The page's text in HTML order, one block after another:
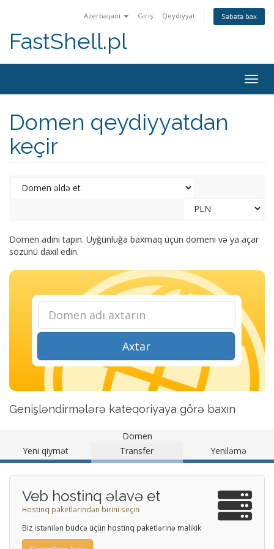
Azerbaijani Giriş Qeydiyyat Səbətə bax
FastShell.pl
Domen qeydiyyatdan
keçir
Domen adını tapın. Uyğunluğa baxmaq üçün domeni və ya açar
sözünü daxil edin.
Axtar
Genişləndirmələrə kateqoriyaya görə baxın
Domen
Yeni qiymət
Transfer Yeniləmə
Veb hostinq əlavə et
Hostinq paketlərindən birini seçin
Biz istənilən büdcə üçün hostinq paketlərinə malikik